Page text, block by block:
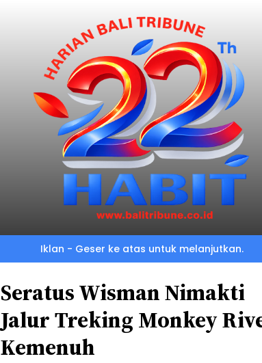
Iklan - Geser ke atas untuk melanjutkan.
Seratus Wisman Nimakti
Jalur Treking Monkey
Kemenuh